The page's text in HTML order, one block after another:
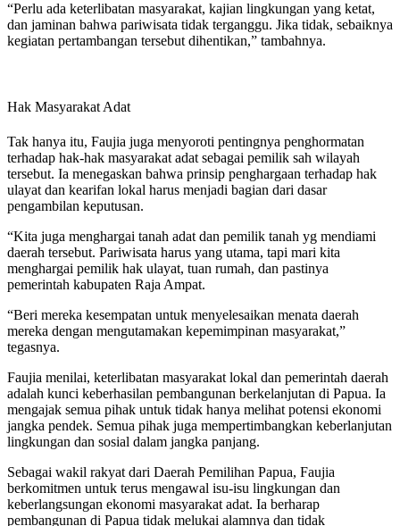
“Perlu ada keterlibatan masyarakat, kajian lingkungan yang ketat,
dan jaminan bahwa pariwisata tidak terganggu. Jika tidak, sebaiknya
kegiatan pertambangan tersebut dihentikan,” tambahnya.
Hak Masyarakat Adat
Tak hanya itu, Faujia juga menyoroti pentingnya penghormatan
terhadap hak-hak masyarakat adat sebagai pemilik sah wilayah
tersebut. Ia menegaskan bahwa prinsip penghargaan terhadap hak
ulayat dan kearifan lokal harus menjadi bagian dari dasar
pengambilan keputusan.
“Kita juga menghargai tanah adat dan pemilik tanah yg mendiami
daerah tersebut. Pariwisata harus yang utama, tapi mari kita
menghargai pemilik hak ulayat, tuan rumah, dan pastinya
pemerintah kabupaten Raja Ampat.
“Beri mereka kesempatan untuk menyelesaikan menata daerah
mereka dengan mengutamakan kepemimpinan masyarakat,”
tegasnya.
Faujia menilai, keterlibatan masyarakat lokal dan pemerintah daerah
adalah kunci keberhasilan pembangunan berkelanjutan di Papua. Ia
mengajak semua pihak untuk tidak hanya melihat potensi ekonomi
jangka pendek. Semua pihak juga mempertimbangkan keberlanjutan
lingkungan dan sosial dalam jangka panjang.
Sebagai wakil rakyat dari Daerah Pemilihan Papua, Faujia
berkomitmen untuk terus mengawal isu-isu lingkungan dan
keberlangsungan ekonomi masyarakat adat. Ia berharap
pembangunan di Papua tidak melukai alamnya dan tidak